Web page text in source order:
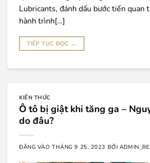
Lubricants, đánh dấu bước tiến quan
hành trình[…]
TIẾP TỤC ĐỌC →
KIẾN THỨC
Ô tô bị giật khi tăng ga –
do đâu?
ĐĂNG VÀOTHÁNG 9 25, 2023 BỞI